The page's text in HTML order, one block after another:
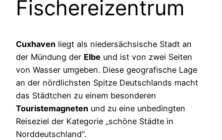
Fischereizentrum
Cuxhaven liegt als niedersächsische Stadt an
der Mündung der Elbe und ist von zwei Seiten
von Wasser umgeben. Diese geografische Lage
an der nördlichsten Spitze Deutschlands macht
das Städtchen zu einem besonderen
Touristemagneten und zu eine unbedingten
Reiseziel der Kategorie „schöne Städte in
Norddeutschland“.